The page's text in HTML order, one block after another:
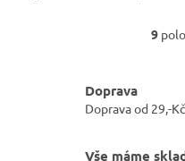
9
Doprava
Doprava od 29,-
Vše máme